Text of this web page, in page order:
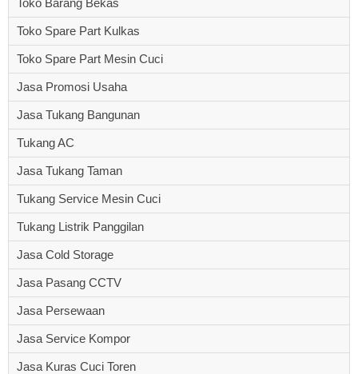
Toko Barang Bekas
Toko Spare Part Kulkas
Toko Spare Part Mesin Cuci
Jasa Promosi Usaha
Jasa Tukang Bangunan
Tukang AC
Jasa Tukang Taman
Tukang Service Mesin Cuci
Tukang Listrik Panggilan
Jasa Cold Storage
Jasa Pasang CCTV
Jasa Persewaan
Jasa Service Kompor
Jasa Kuras Cuci Toren